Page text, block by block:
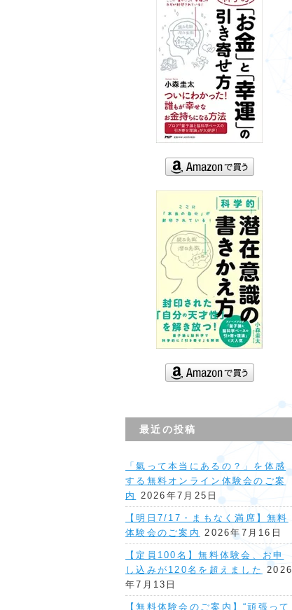
最近の投稿
「氣って本当にあるの？」を体感
する無料オンライン体験会のご案
内
2026年7月25日
【明日7/17・まもなく満席】無料
体験会のご案内
2026年7月16日
【定員100名】無料体験会、お申
し込みが120名を超えました
2026
年7月13日
【無料体験会のご案内】“頑張って